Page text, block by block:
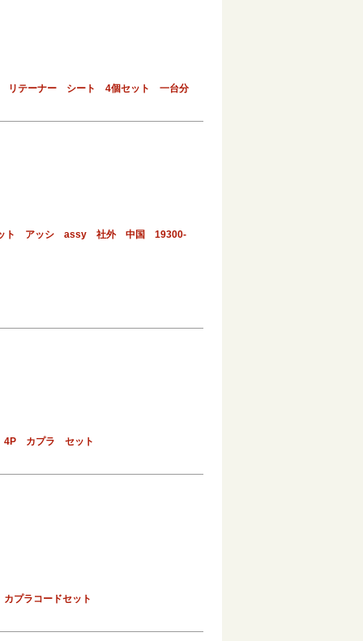
テーナー シート 4個セット 一台分
ット アッシ assy 社外 中国 19300-
4P カプラ セット
ラコードセット